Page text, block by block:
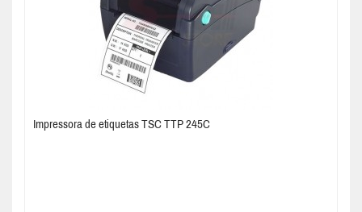
Impressora de etiquetas TSC TTP 245C